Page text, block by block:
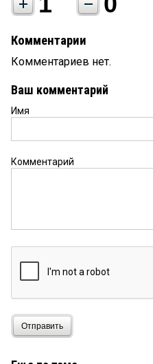
Комментарии
Комментариев нет.
Ваш комментарий
Имя
Комментарий
Отправить